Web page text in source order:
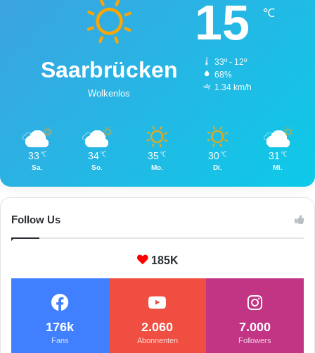
Saarbrücken
Wolkenlos
15 ℃
33º - 12º
68%
1.34 km/h
33 ℃
Sa.
34 ℃
So.
35 ℃
Mo.
30 ℃
Di.
31 ℃
Mi.
Follow Us
185K
176k
Fans
2.060
Abonnenten
7.000
Followers